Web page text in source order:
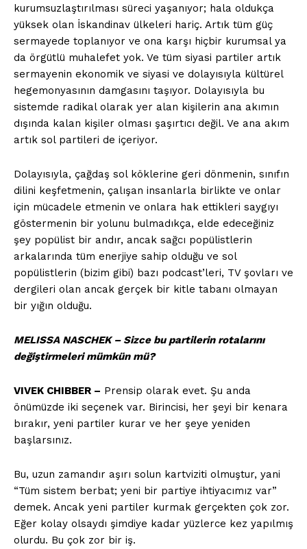
kurumsuzlaştırılması süreci yaşanıyor; hala oldukça
yüksek olan İskandinav ülkeleri hariç. Artık tüm güç
sermayede toplanıyor ve ona karşı hiçbir kurumsal ya
da örgütlü muhalefet yok. Ve tüm siyasi partiler artık
sermayenin ekonomik ve siyasi ve dolayısıyla kültürel
hegemonyasının damgasını taşıyor. Dolayısıyla bu
sistemde radikal olarak yer alan kişilerin ana akımın
dışında kalan kişiler olması şaşırtıcı değil. Ve ana akım
artık sol partileri de içeriyor.
Dolayısıyla, çağdaş sol köklerine geri dönmenin, sınıfın
dilini keşfetmenin, çalışan insanlarla birlikte ve onlar
için mücadele etmenin ve onlara hak ettikleri saygıyı
göstermenin bir yolunu bulmadıkça, elde edeceğiniz
şey popülist bir andır, ancak sağcı popülistlerin
arkalarında tüm enerjiye sahip olduğu ve sol
popülistlerin (bizim gibi) bazı podcast’leri, TV şovları ve
dergileri olan ancak gerçek bir kitle tabanı olmayan
bir yığın olduğu.
MELISSA NASCHEK – Sizce bu partilerin rotalarını
değiştirmeleri mümkün mü?
VIVEK CHIBBER – Prensip olarak evet. Şu anda
önümüzde iki seçenek var. Birincisi, her şeyi bir kenara
bırakır, yeni partiler kurar ve her şeye yeniden
başlarsınız.
Bu, uzun zamandır aşırı solun kartviziti olmuştur, yani
“Tüm sistem berbat; yeni bir partiye ihtiyacımız var”
demek. Ancak yeni partiler kurmak gerçekten çok zor.
Eğer kolay olsaydı şimdiye kadar yüzlerce kez yapılmış
olurdu. Bu çok zor bir iş.